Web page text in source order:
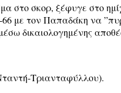
στο σκορ, ξέφυγε στο
66 με τον Παπαδάκη να
δικαιολογημένης
Τριανταφύλλου).